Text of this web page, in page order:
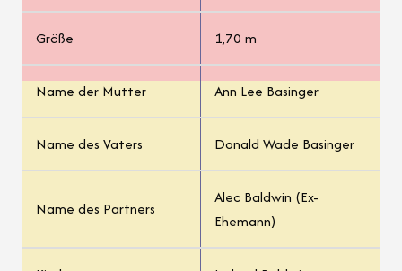
Größe 1,70 m
Name der Mutter Ann Lee Basinger
Name des Vaters Donald Wade Basinger
Name des Partners
Alec Baldwin (Ex-
Ehemann)